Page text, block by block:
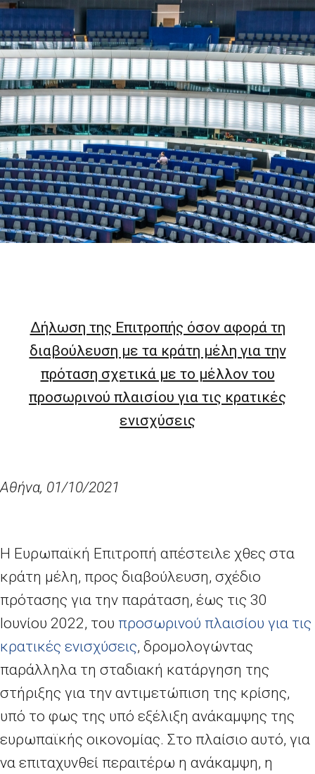
Δήλωση της Επιτροπής όσον αφορά τη
διαβούλευση με τα κράτη μέλη για την
πρόταση σχετικά με το μέλλον του
προσωρινού πλαισίου για τις κρατικές
ενισχύσεις
Αθήνα, 01/10/2021
Η Ευρωπαϊκή Επιτροπή απέστειλε χθες στα
κράτη μέλη, προς διαβούλευση, σχέδιο
πρότασης για την παράταση, έως τις 30
Ιουνίου 2022, του προσωρινού πλαισίου για τις
κρατικές ενισχύσεις, δρομολογώντας
παράλληλα τη σταδιακή κατάργηση της
στήριξης για την αντιμετώπιση της κρίσης,
υπό το φως της υπό εξέλιξη ανάκαμψης της
ευρωπαϊκής οικονομίας. Στο πλαίσιο αυτό, για
να επιταχυνθεί περαιτέρω η ανάκαμψη, η